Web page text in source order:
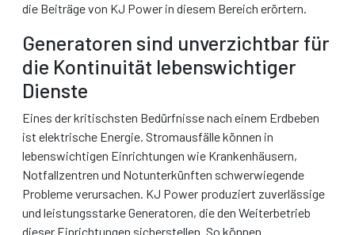
die Beiträge von KJ Power in diesem Bereich erörtern.
Generatoren sind unverzichtbar für
die Kontinuität lebenswichtiger
Dienste
Eines der kritischsten Bedürfnisse nach einem Erdbeben
ist elektrische Energie. Stromausfälle können in
lebenswichtigen Einrichtungen wie Krankenhäusern,
Notfallzentren und Notunterkünften schwerwiegende
Probleme verursachen. KJ Power produziert zuverlässige
und leistungsstarke Generatoren, die den Weiterbetrieb
dieser Einrichtungen sicherstellen. So können